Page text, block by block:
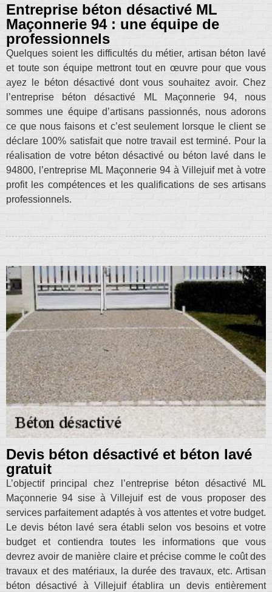
Entreprise béton désactivé ML
Maçonnerie 94 : une équipe de
professionnels
Quelques soient les difficultés du métier, artisan béton lavé
et toute son équipe mettront tout en œuvre pour que vous
ayez le béton désactivé dont vous souhaitez avoir. Chez
l’entreprise béton désactivé ML Maçonnerie 94, nous
sommes une équipe d’artisans passionnés, nous adorons
ce que nous faisons et c’est seulement lorsque le client se
déclare 100% satisfait que notre travail est terminé. Pour la
réalisation de votre béton désactivé ou béton lavé dans le
94800, l’entreprise ML Maçonnerie 94 à Villejuif met à votre
profit les compétences et les qualifications de ses artisans
professionnels.
Devis béton désactivé et béton lavé
gratuit
L’objectif principal chez l’entreprise béton désactivé ML
Maçonnerie 94 sise à Villejuif est de vous proposer des
services parfaitement adaptés à vos attentes et votre budget.
Le devis béton lavé sera établi selon vos besoins et votre
budget et contiendra toutes les informations que vous
devrez avoir de manière claire et précise comme le coût des
travaux et des matériaux, la durée des travaux, etc. Artisan
béton désactivé à Villejuif établira un devis entièrement